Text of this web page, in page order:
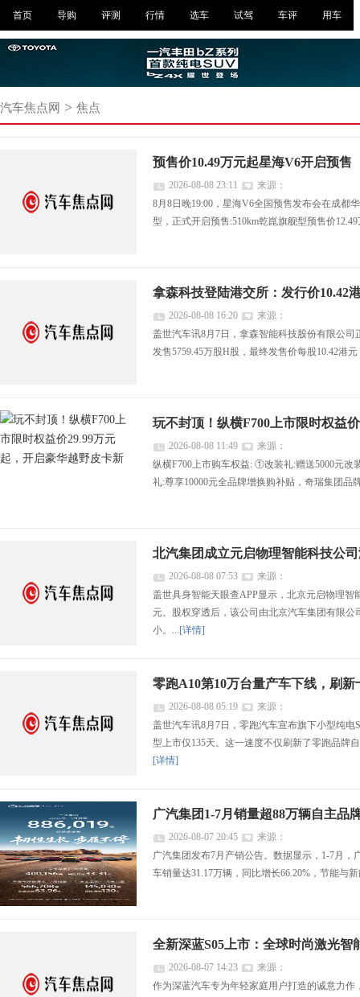
首页 导购 评测 行情 选车 试驾 车评 用车
汽车焦点网 > 焦点
预售价10.49万元起星海V6开启预售
2026-08-08 23:11
来源：
8月8日晚19:00，星海V6全国预售发布会在成都
型，正式开启预售:510km乾崑旗舰型预售价
拿森科技登陆港交所：发行价10.42
2026-08-08 16:20
来源：
盖世汽车讯8月7日，拿森智能科技股份有限公
发售5759.45万股H股，最终发售价每股10.42港
玩不封顶！纵横F700上市限时权益
2026-08-08 11:49
来源：
纵横F700上市购车权益: ①改装礼:赠送5000元
礼:尊享10000元全品牌增换购补贴，奇瑞集团品
北汽集团成立元启物理智能科技公
2026-08-08 07:53
来源：
盖世具身智能天眼查APP显示，北京元启物理
元。股权穿透后，该公司由北京汽车集团有限
小。...[详情]
零跑A10第10万台量产车下线，刷
2026-08-08 05:19
来源：
盖世汽车讯8月7日，零跑汽车宣布旗下小型纯
型上市仅135天。这一速度不仅刷新了零跑品牌
[详情]
广汽集团1-7月销量超88万辆自主品
2026-08-07 20:45
来源：
广汽集团发布7月产销公告。数据显示，1-7月，
车销量达31.17万辆，同比增长66.20%，节能与
全新深蓝S05上市：全球时尚激光智
2026-08-07 14:23
来源：
作为深蓝汽车专为年轻家庭用户打造的诚意力作